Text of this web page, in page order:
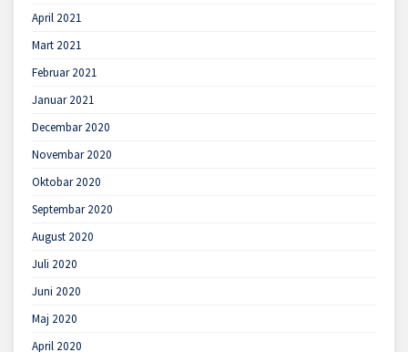
April 2021
Mart 2021
Februar 2021
Januar 2021
Decembar 2020
Novembar 2020
Oktobar 2020
Septembar 2020
August 2020
Juli 2020
Juni 2020
Maj 2020
April 2020